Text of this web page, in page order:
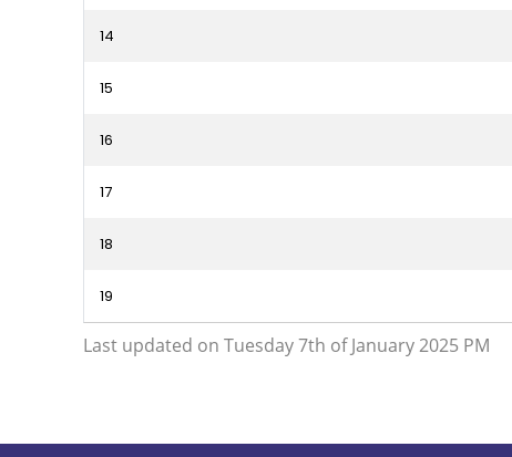
14
15
16
17
18
19
Last updated on Tuesday 7th of January 2025 PM